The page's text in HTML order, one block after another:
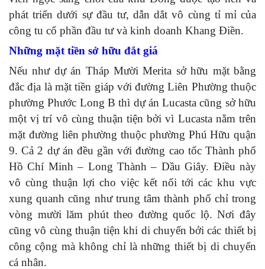
phát triển dưới sự đầu tư, dẫn dắt vô cùng tỉ mỉ của
công tu cổ phần đầu tư và kinh doanh Khang Điền.
Những mặt tiền sở hữu đắt giá
Nếu như dự án Tháp Mười Merita sở hữu mặt bằng
đắc địa là mặt tiền giáp với đường Liên Phường thuộc
phường Phước Long B thì dự án Lucasta cũng sở hữu
một vị trí vô cùng thuận tiện bởi vì Lucasta nằm trên
mặt đường liên phường thuộc phường Phú Hữu quận
9. Cả 2 dự án đều gần với đường cao tốc Thành phố
Hồ Chí Minh – Long Thành – Dầu Giây. Điều này
vô cùng thuận lợi cho việc kết nối tới các khu vực
xung quanh cũng như trung tâm thành phố chỉ trong
vòng mười lăm phút theo đường quốc lộ. Nơi đây
cũng vô cùng thuận tiện khi di chuyển bởi các thiết bị
công cộng mà không chỉ là những thiết bị di chuyển
cá nhân.